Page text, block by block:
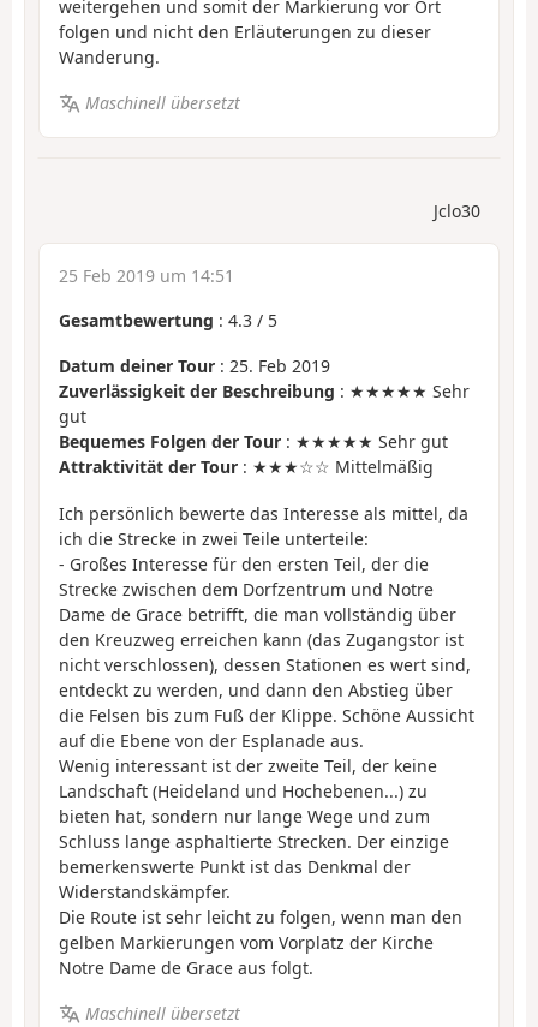
weitergehen und somit der Markierung vor Ort
folgen und nicht den Erläuterungen zu dieser
Wanderung.
Maschinell übersetzt
Jclo30
25 Feb 2019 um 14:51
Gesamtbewertung : 4.3 / 5
Datum deiner Tour : 25. Feb 2019
Zuverlässigkeit der Beschreibung : ★★★★★ Sehr
gut
Bequemes Folgen der Tour : ★★★★★ Sehr gut
Attraktivität der Tour : ★★★☆☆ Mittelmäßig
Ich persönlich bewerte das Interesse als mittel, da
ich die Strecke in zwei Teile unterteile:
- Großes Interesse für den ersten Teil, der die
Strecke zwischen dem Dorfzentrum und Notre
Dame de Grace betrifft, die man vollständig über
den Kreuzweg erreichen kann (das Zugangstor ist
nicht verschlossen), dessen Stationen es wert sind,
entdeckt zu werden, und dann den Abstieg über
die Felsen bis zum Fuß der Klippe. Schöne Aussicht
auf die Ebene von der Esplanade aus.
Wenig interessant ist der zweite Teil, der keine
Landschaft (Heideland und Hochebenen...) zu
bieten hat, sondern nur lange Wege und zum
Schluss lange asphaltierte Strecken. Der einzige
bemerkenswerte Punkt ist das Denkmal der
Widerstandskämpfer.
Die Route ist sehr leicht zu folgen, wenn man den
gelben Markierungen vom Vorplatz der Kirche
Notre Dame de Grace aus folgt.
Maschinell übersetzt